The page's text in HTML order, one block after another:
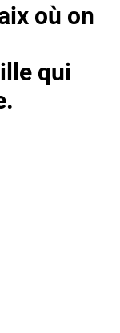
où on
qui